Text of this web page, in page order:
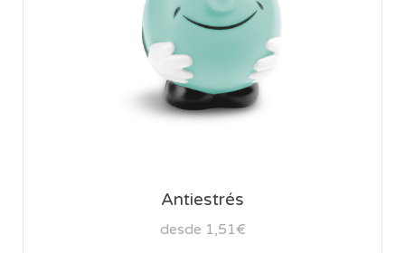
Antiestrés
desde 1,51€